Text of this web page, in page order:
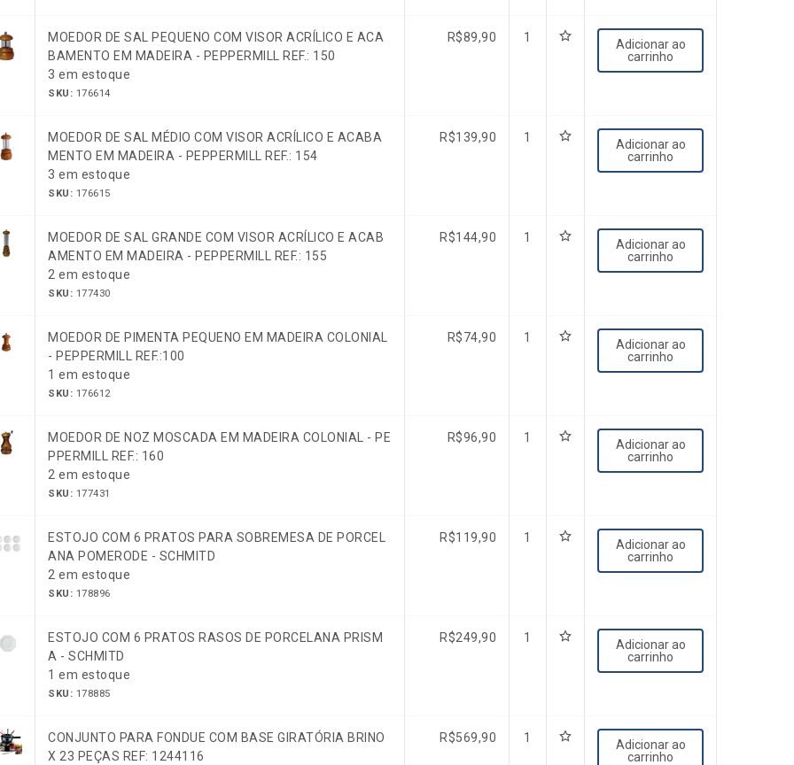
MOEDOR DE SAL PEQUENO COM VISOR ACRÍLICO E ACA
BAMENTO EM MADEIRA - PEPPERMILL REF.: 150
3 em estoque
SKU: 176614
R$89,90 1
Adicionar ao
carrinho
MOEDOR DE SAL MÉDIO COM VISOR ACRÍLICO E ACABA
MENTO EM MADEIRA - PEPPERMILL REF.: 154
3 em estoque
SKU: 176615
R$139,90 1
Adicionar ao
carrinho
MOEDOR DE SAL GRANDE COM VISOR ACRÍLICO E ACAB
AMENTO EM MADEIRA - PEPPERMILL REF.: 155
2 em estoque
SKU: 177430
R$144,90 1
Adicionar ao
carrinho
MOEDOR DE PIMENTA PEQUENO EM MADEIRA COLONIAL
- PEPPERMILL REF.:100
1 em estoque
SKU: 176612
R$74,90 1
Adicionar ao
carrinho
MOEDOR DE NOZ MOSCADA EM MADEIRA COLONIAL - PE
PPERMILL REF.: 160
2 em estoque
SKU: 177431
R$96,90 1
Adicionar ao
carrinho
ESTOJO COM 6 PRATOS PARA SOBREMESA DE PORCEL
ANA POMERODE - SCHMITD
2 em estoque
SKU: 178896
R$119,90 1
Adicionar ao
carrinho
ESTOJO COM 6 PRATOS RASOS DE PORCELANA PRISM
A - SCHMITD
1 em estoque
SKU: 178885
R$249,90 1
Adicionar ao
carrinho
CONJUNTO PARA FONDUE COM BASE GIRATÓRIA BRINO
X 23 PEÇAS REF: 1244116
R$569,90 1
Adicionar ao
carrinho